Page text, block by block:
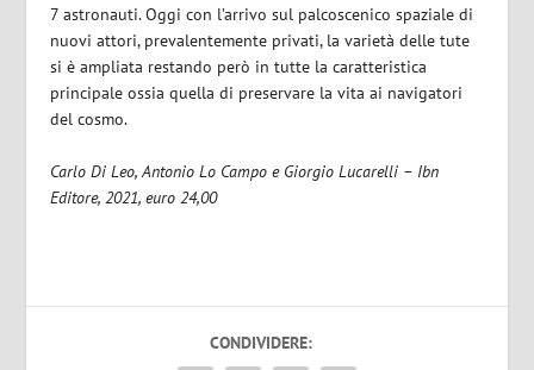
7 astronauti. Oggi con l’arrivo sul palcoscenico spaziale di
nuovi attori, prevalentemente privati, la varietà delle tute
si è ampliata restando però in tutte la caratteristica
principale ossia quella di preservare la vita ai navigatori
del cosmo.
Carlo Di Leo, Antonio Lo Campo e Giorgio Lucarelli – Ibn
Editore, 2021, euro 24,00
CONDIVIDERE: